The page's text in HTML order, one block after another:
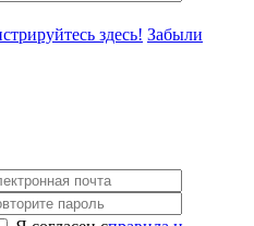
здесь! Забыли